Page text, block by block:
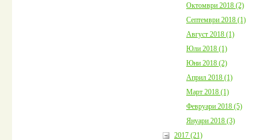
Октомври 2018 (2)
Септември 2018 (1)
Август 2018 (1)
Юли 2018 (1)
Юни 2018 (2)
Април 2018 (1)
Март 2018 (1)
Февруари 2018 (5)
Януари 2018 (3)
2017 (21)